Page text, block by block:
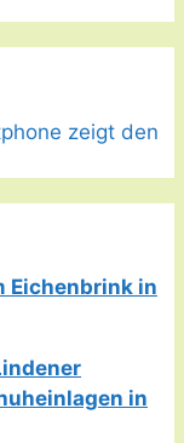
Eichenbrink in
in